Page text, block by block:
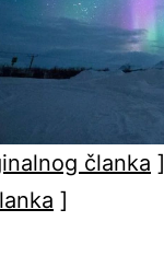
članka ]
]